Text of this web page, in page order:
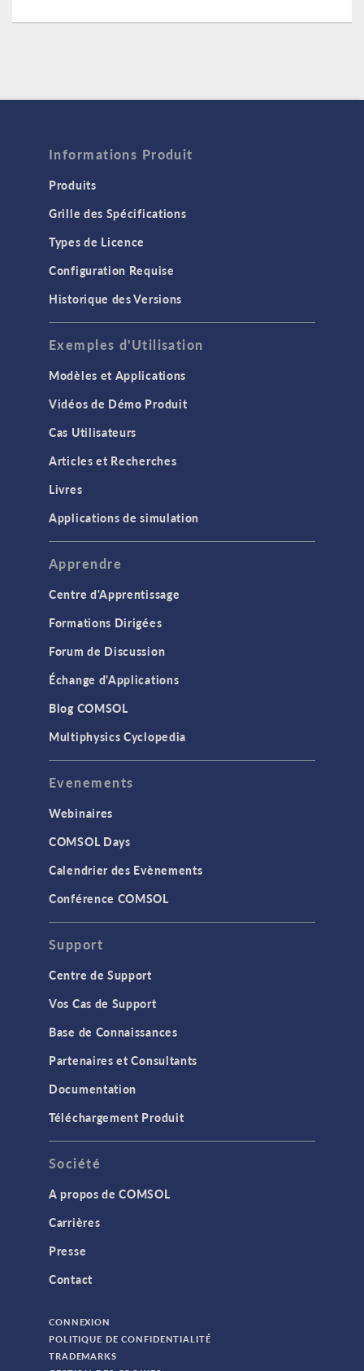
Informations Produit
Produits
Grille des Spécifications
Types de Licence
Configuration Requise
Historique des Versions
Exemples d'Utilisation
Modèles et Applications
Vidéos de Démo Produit
Cas Utilisateurs
Articles et Recherches
Livres
Applications de simulation
Apprendre
Centre d'Apprentissage
Formations Dirigées
Forum de Discussion
Échange d'Applications
Blog COMSOL
Multiphysics Cyclopedia
Evenements
Webinaires
COMSOL Days
Calendrier des Evènements
Conférence COMSOL
Support
Centre de Support
Vos Cas de Support
Base de Connaissances
Partenaires et Consultants
Documentation
Téléchargement Produit
Société
A propos de COMSOL
Carrières
Presse
Contact
CONNEXION
POLITIQUE DE CONFIDENTIALITÉ
TRADEMARKS